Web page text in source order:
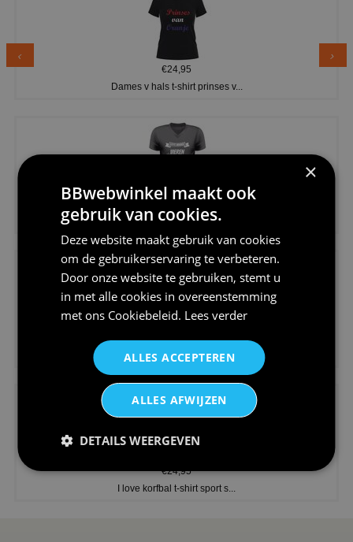
€24,95
Dames v hals t-shirt prinses v...
Koningsdag shirt heren v-hals ...
V-hals shirt rood wit blauw st...
€24,95
I love korfbal t-shirt sport s...
×
BBwebwinkel maakt ook
gebruik van cookies.
Deze website maakt gebruik van cookies
om de gebruikerservaring te verbeteren.
Door onze website te gebruiken, stemt u
in met alle cookies in overeenstemming
met ons Cookiebeleid. Lees verder
ALLES ACCEPTEREN
ALLES AFWIJZEN
DETAILS WEERGEVEN